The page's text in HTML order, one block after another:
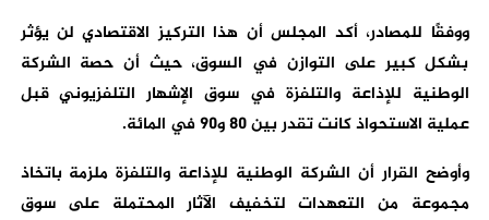
ووفقًا للمصادر، أكد المجلس أن هذا التركيز الاقتصادي لن يؤثر
بشكل كبير على التوازن في السوق، حيث أن حصة الشركة
الوطنية للإذاعة والتلفزة في سوق الإشهار التلفزيوني قبل
عملية الاستحواذ كانت تقدر بين 80 و90 في المائة.
وأوضح القرار أن الشركة الوطنية للإذاعة والتلفزة ملزمة باتخاذ
مجموعة من التعهدات لتخفيف الآثار المحتملة على سوق